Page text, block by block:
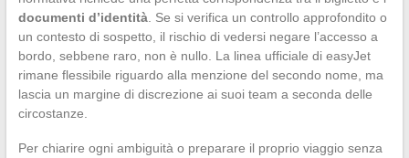
documenti d’identità. Se si verifica un controllo approfondito o
un contesto di sospetto, il rischio di vedersi negare l’accesso a
bordo, sebbene raro, non è nullo. La linea ufficiale di easyJet
rimane flessibile riguardo alla menzione del secondo nome, ma
lascia un margine di discrezione ai suoi team a seconda delle
circostanze.
Per chiarire ogni ambiguità o preparare il proprio viaggio senza